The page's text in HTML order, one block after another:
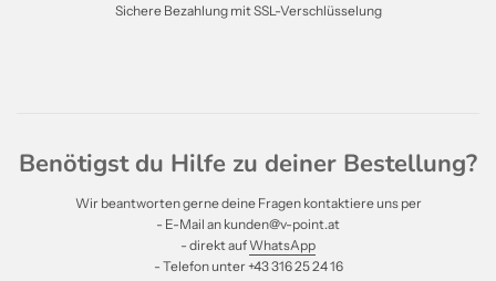
Sichere Bezahlung mit SSL-Verschlüsselung
Benötigst du Hilfe zu deiner Bestellung?
Wir beantworten gerne deine Fragen kontaktiere uns per
- E-Mail an kunden@v-point.at
- direkt aufWhatsApp
- Telefon unter +43 316 25 24 16